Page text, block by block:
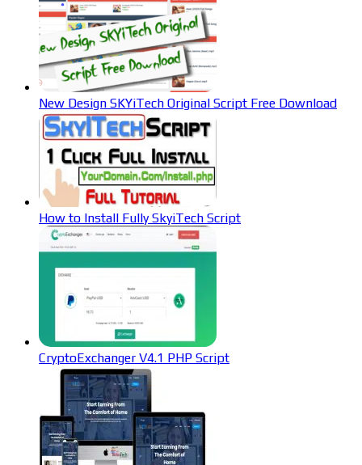
New Design SKYiTech Original Script Free Download
How to Install Fully SkyiTech Script
CryptoExchanger V4.1 PHP Script